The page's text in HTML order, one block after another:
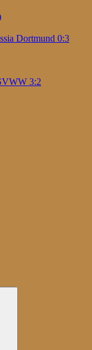
Dortmund 0:3
3:2